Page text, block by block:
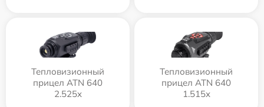
Тепловизионный
прицел ATN 640
2.525x
Тепловизионный
прицел ATN 640
1.515x